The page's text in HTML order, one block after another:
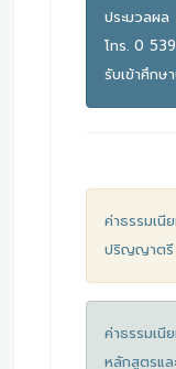
ประมวลผล
โทร. 0
รับเข้าศึก
ค่าธรรมเนี
ปริญญาตรี
ค่าธรรมเนี
หลักสูตรแล